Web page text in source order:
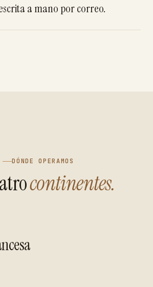
a mano por correo.
DÓNDE OPERAMOS
continentes.